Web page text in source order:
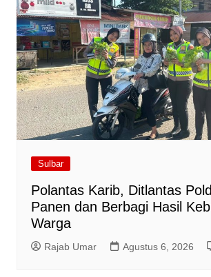
Sulbar
Polantas Karib, Ditlantas
Panen dan Berbagi Hasil
Warga
Rajab Umar Agustus 6, 2026